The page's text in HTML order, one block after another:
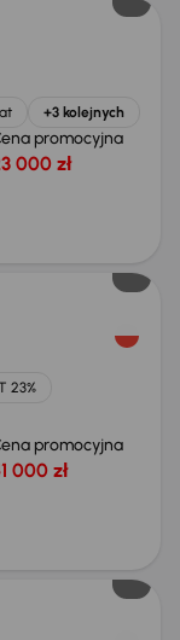
+3 kolejnych
promocyjna
000 zł
23%
promocyjna
000 zł